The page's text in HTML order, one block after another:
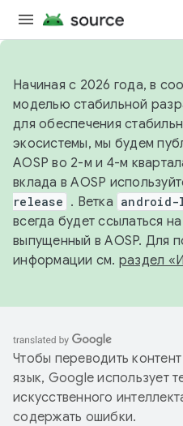
Начиная с 2026 года, в
моделью стабильной
для обеспечения
экосистемы, мы будем
AOSP во 2-м и 4-м
вклада в AOSP
release . Ветка
всегда будет ссылаться
выпущенный в AOSP. Для
информации см. раздел
Чтобы переводить
язык, Google использует
искусственного
содержать ошибки.